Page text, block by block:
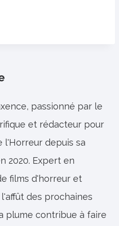
passionné par le
et rédacteur pour
l'Horreur depuis sa
2020. Expert en
films d'horreur et
des prochaines
plume contribue à faire